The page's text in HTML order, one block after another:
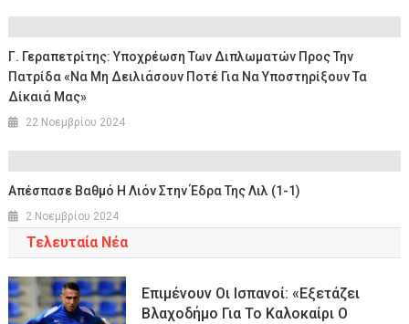
Γ. Γεραπετρίτης: Υποχρέωση Των Διπλωματών Προς Την
Πατρίδα «να Μη Δειλιάσουν Ποτέ Για Να Υποστηρίξουν Τα
Δίκαιά Μας»
22 Νοεμβρίου 2024
Απέσπασε Βαθμό Η Λιόν Στην Έδρα Της Λιλ (1-1)
2 Νοεμβρίου 2024
Τελευταία Νέα
Επιμένουν Οι Ισπανοί: «Εξετάζει
Βλαχοδήμο Για Το Καλοκαίρι Ο